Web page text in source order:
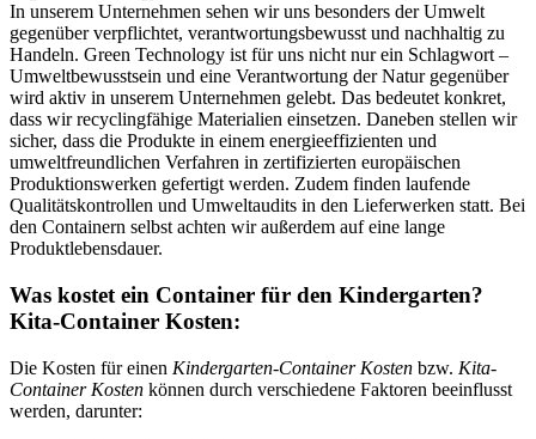
In unserem Unternehmen sehen wir uns besonders der Umwelt
gegenüber verpflichtet, verantwortungsbewusst und nachhaltig zu
Handeln. Green Technology ist für uns nicht nur ein Schlagwort –
Umweltbewusstsein und eine Verantwortung der Natur gegenüber
wird aktiv in unserem Unternehmen gelebt. Das bedeutet konkret,
dass wir recyclingfähige Materialien einsetzen. Daneben stellen wir
sicher, dass die Produkte in einem energieeffizienten und
umweltfreundlichen Verfahren in zertifizierten europäischen
Produktionswerken gefertigt werden. Zudem finden laufende
Qualitätskontrollen und Umweltaudits in den Lieferwerken statt. Bei
den Containern selbst achten wir außerdem auf eine lange
Produktlebensdauer.
Was kostet ein Container für den Kindergarten?
Kita-Container Kosten:
Die Kosten für einen Kindergarten-Container Kosten bzw. Kita-
Container Kosten können durch verschiedene Faktoren beeinflusst
werden, darunter: